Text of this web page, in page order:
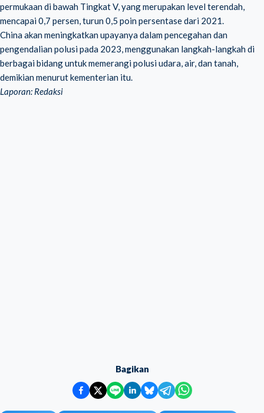
permukaan di bawah Tingkat V, yang merupakan level terendah,
mencapai 0,7 persen, turun 0,5 poin persentase dari 2021.
China akan meningkatkan upayanya dalam pencegahan dan
pengendalian polusi pada 2023, menggunakan langkah-langkah di
berbagai bidang untuk memerangi polusi udara, air, dan tanah,
demikian menurut kementerian itu.
Laporan: Redaksi
Bagikan